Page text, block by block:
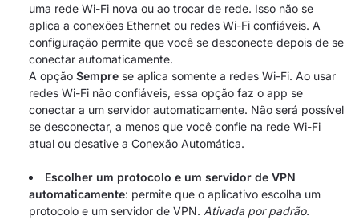
uma rede Wi-Fi nova ou ao trocar de rede. Isso não se
aplica a conexões Ethernet ou redes Wi-Fi confiáveis. A
configuração permite que você se desconecte depois de se
conectar automaticamente.
A opção Sempre se aplica somente a redes Wi-Fi. Ao usar
redes Wi-Fi não confiáveis, essa opção faz o app se
conectar a um servidor automaticamente. Não será possível
se desconectar, a menos que você confie na rede Wi-Fi
atual ou desative a Conexão Automática.
Escolher um protocolo e um servidor de VPN
automaticamente: permite que o aplicativo escolha um
protocolo e um servidor de VPN. Ativada por padrão.